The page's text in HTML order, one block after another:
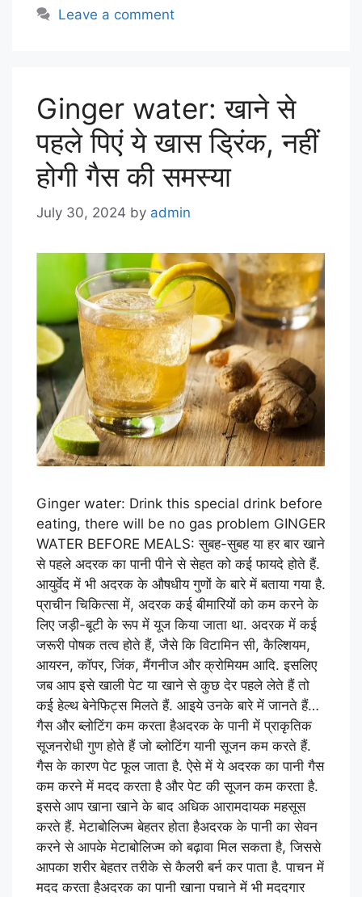
Leave a comment
Ginger water: खाने से
पहले प‍िएं ये खास ड्र‍िंक, नहीं
होगी गैस की समस्‍या
July 30, 2024 by admin
Ginger water: Drink this special drink before
eating, there will be no gas problem GINGER
WATER BEFORE MEALS: सुबह-सुबह या हर बार खाने
से पहले अदरक का पानी पीने से सेहत को कई फायदे होते हैं.
आयुर्वेद में भी अदरक के औषधीय गुणों के बारे में बताया गया है.
प्राचीन चिकित्सा में, अदरक कई बीमारियों को कम करने के
लिए जड़ी-बूटी के रूप में यूज किया जाता था. अदरक में कई
जरूरी पोषक तत्व होते हैं, जैसे क‍ि विटामिन सी, कैल्शियम,
आयरन, कॉपर, जिंक, मैंगनीज और क्रोमियम आदि. इसलिए
जब आप इसे खाली पेट या खाने से कुछ देर पहले लेते हैं तो
कई हेल्‍थ बेनेफिट्स मिलते हैं. आइये उनके बारे में जानते हैं…
गैस और ब्‍लोट‍िंग कम करता हैअदरक के पानी में प्राकृतिक
सूजनरोधी गुण होते हैं जो ब्‍लोट‍िंग यानी सूजन कम करते हैं.
गैस के कारण पेट फूल जाता है. ऐसे में ये अदरक का पानी गैस
कम करने में मदद करता है और पेट की सूजन कम करता है.
इससे आप खाना खाने के बाद अधिक आरामदायक महसूस
करते हैं. मेटाबोलिज्‍म बेहतर होता हैअदरक के पानी का सेवन
करने से आपके मेटाबोलिज्‍म को बढ़ावा मिल सकता है, जिससे
आपका शरीर बेहतर तरीके से कैलरी बर्न कर पाता है. पाचन में
मदद करता हैअदरक का पानी खाना पचाने में भी मददगार